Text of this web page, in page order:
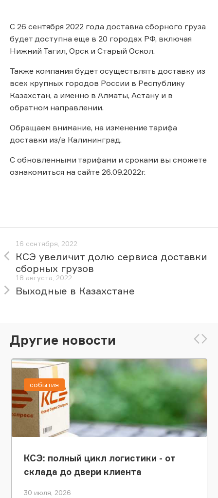
С 26 сентября 2022 года доставка сборного груза
будет доступна еще в 20 городах РФ, включая
Нижний Тагил, Орск и Старый Оскол.
Также компания будет осуществлять доставку из
всех крупных городов России в Республику
Казахстан, а именно в Алматы, Астану и в
обратном направлении.
Обращаем внимание, на изменение тарифа
доставки из/в Калининград.
С обновленными тарифами и сроками вы сможете
ознакомиться на сайте 26.09.2022г.
16 сентября, 2022
КСЭ увеличит долю сервиса доставки
сборных грузов
18 августа, 2022
Выходные в Казахстане
Другие новости
КСЭ: полный цикл логистики - от
склада до двери клиента
30 июля, 2026
события